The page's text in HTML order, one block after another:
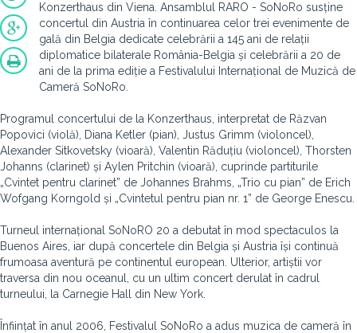
Konzerthaus din Viena. Ansamblul RARO - SoNoRo susține
concertul din Austria în continuarea celor trei evenimente de
gală din Belgia dedicate celebrării a 145 ani de relații
diplomatice bilaterale România-Belgia și celebrării a 20 de
ani de la prima ediție a Festivalului Internațional de Muzică de
Cameră SoNoRo.
Programul concertului de la Konzerthaus, interpretat de Răzvan
Popovici (violă), Diana Ketler (pian), Justus Grimm (violoncel),
Alexander Sitkovetsky (vioară), Valentin Răduțiu (violoncel), Thorsten
Johanns (clarinet) și Aylen Pritchin (vioară), cuprinde partiturile
„Cvintet pentru clarinet” de Johannes Brahms, „Trio cu pian” de Erich
Wofgang Korngold și „Cvintetul pentru pian nr. 1” de George Enescu.
Turneul internațional SoNoRO 20 a debutat în mod spectaculos la
Buenos Aires, iar după concertele din Belgia și Austria își continuă
frumoasa aventură pe continentul european. Ulterior, artiștii vor
traversa din nou oceanul, cu un ultim concert derulat în cadrul
turneului, la Carnegie Hall din New York.
Înființat în anul 2006, Festivalul SoNoRo a adus muzica de cameră în